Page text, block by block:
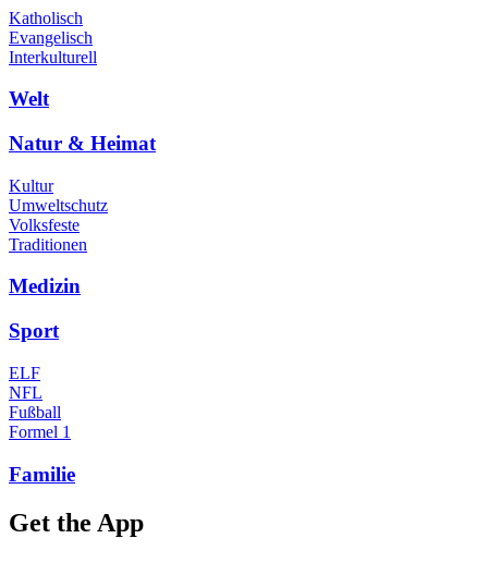
Katholisch
Evangelisch
Interkulturell
Welt
Natur & Heimat
Kultur
Umweltschutz
Volksfeste
Traditionen
Medizin
Sport
ELF
NFL
Fußball
Formel 1
Familie
Get the App